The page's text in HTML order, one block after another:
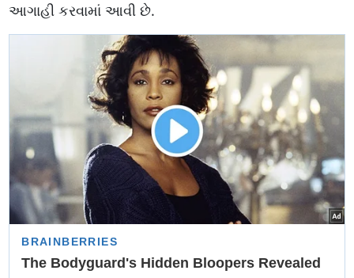
આગાહી કરવામાં આવી છે.